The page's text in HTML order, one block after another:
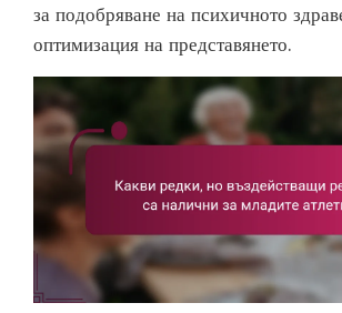
за подобряване на психичното
оптимизация на представянето.